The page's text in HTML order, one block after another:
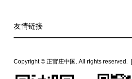
友情链接
Copyright © 正官庄中国. All rights reserved. |